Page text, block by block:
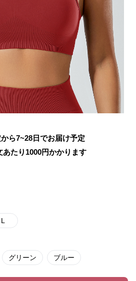
ら7~28日でお届け予定
あたり 1000円かかります
L
グリーン ブルー